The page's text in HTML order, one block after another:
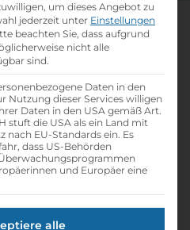
wirklich
um dieses Angebot zu
jederzeit unter Einstellungen
beachten Sie, dass aufgrund
nicht alle
sind.
Daten in den
Nutzung dieser Services willigen
Daten in den USA gemäß Art.
stuft die USA als ein Land mit
nach EU-Standards ein. Es
dass US-Behörden
und Europäer eine
alle